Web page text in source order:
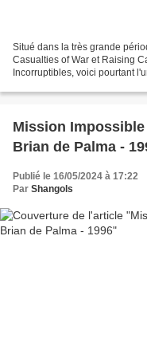
Situé dans la très grande
Casualties of War et Raising
Incorruptibles, voici pourtant
Mission
Brian de Palma -
Publié le 16/05/2024 à 17:22
Par Shangols